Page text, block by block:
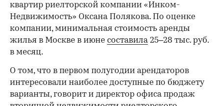
квартир риелторской компании «Инком-
Недвижимость» Оксана Полякова. По оценке
компании, минимальная стоимость аренды
жилья в Москве в июне составила25–28 тыс. руб.
в месяц.
О том, что в первом полугодии арендаторов
интересовали наиболее доступные по бюджету
варианты, говорит и директор офиса продаж